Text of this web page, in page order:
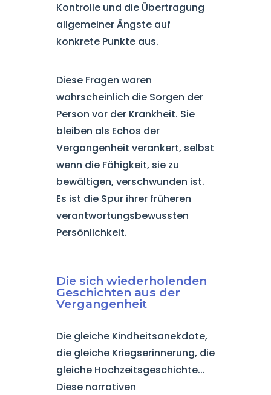
Kontrolle und die Übertragung
allgemeiner Ängste auf
konkrete Punkte aus.
Diese Fragen waren
wahrscheinlich die Sorgen der
Person vor der Krankheit. Sie
bleiben als Echos der
Vergangenheit verankert, selbst
wenn die Fähigkeit, sie zu
bewältigen, verschwunden ist.
Es ist die Spur ihrer früheren
verantwortungsbewussten
Persönlichkeit.
Die sich wiederholenden
Geschichten aus der
Vergangenheit
Die gleiche Kindheitsanekdote,
die gleiche Kriegserinnerung, die
gleiche Hochzeitsgeschichte...
Diese narrativen